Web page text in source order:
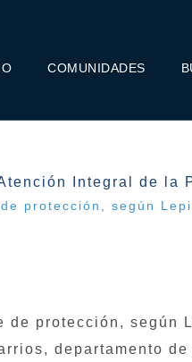
COMUNIDADES
Integral de la
protección, según
protección, según
departamento